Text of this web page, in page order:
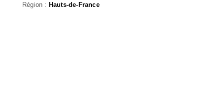
Région : Hauts-de-France